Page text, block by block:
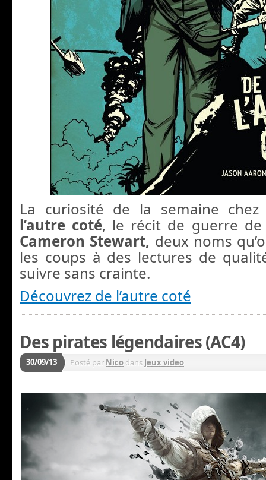
La curiosité de la semaine
l’autre coté, le récit de guerre
Cameron Stewart, deux noms
les coups à des lectures de
suivre sans crainte.
Découvrez de l’autre coté
Des pirates légendaires (AC4)
30/09/13 Posté par Nico dans Jeux video